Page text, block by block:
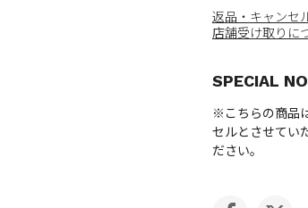
返品・キャンセ
店舗受け取りに
SPECIAL
※こちらの商品
セルとさせてい
ださい。